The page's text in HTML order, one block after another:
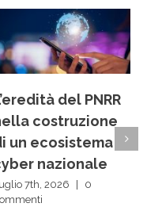
Dai back office ai
centri decisionali:
la rivoluzione
silenziosa delle IA
Luglio 1st, 2026
0
Commenti